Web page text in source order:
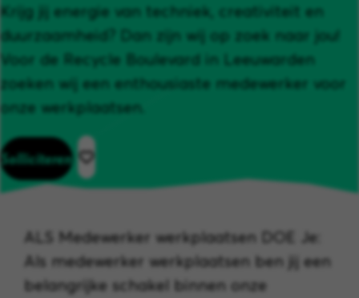
Krijg jij energie van techniek, creativiteit en
duurzaamheid? Dan zijn wij op zoek naar jou!
Voor de Recycle Boulevard in Leeuwarden
zoeken wij een enthousiaste medewerker voor
onze werkplaatsen.
Solliciteren
ALS Medewerker werkplaatsen DOE Je:
Als medewerker werkplaatsen ben jij een
belangrijke schakel binnen onze